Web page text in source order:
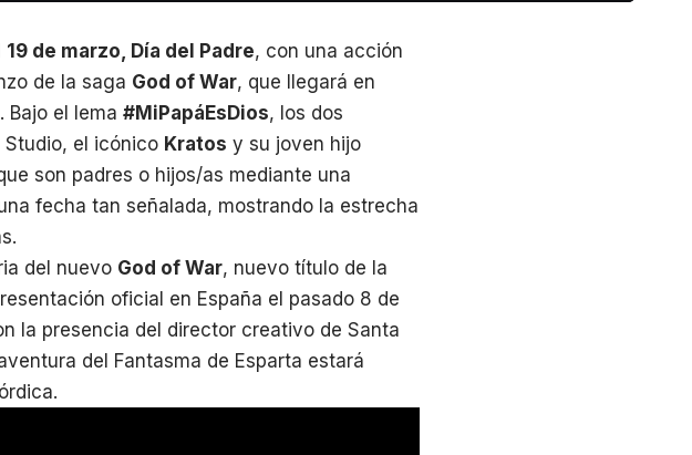
19 de marzo, Día del Padre, con una acción
de la saga God of War, que llegará en
Bajo el lema #MiPapáEsDios, los dos
el icónico Kratos y su joven hijo
son padres o hijos/as mediante una
fecha tan señalada, mostrando la estrecha
del nuevo God of War, nuevo título de la
oficial en España el pasado 8 de
la presencia del director creativo de Santa
del Fantasma de Esparta estará